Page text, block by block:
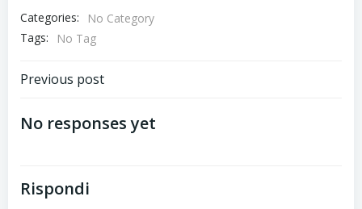
Categories:
No Category
Tags:
No Tag
Post
navigation
Previous post
No responses yet
Rispondi